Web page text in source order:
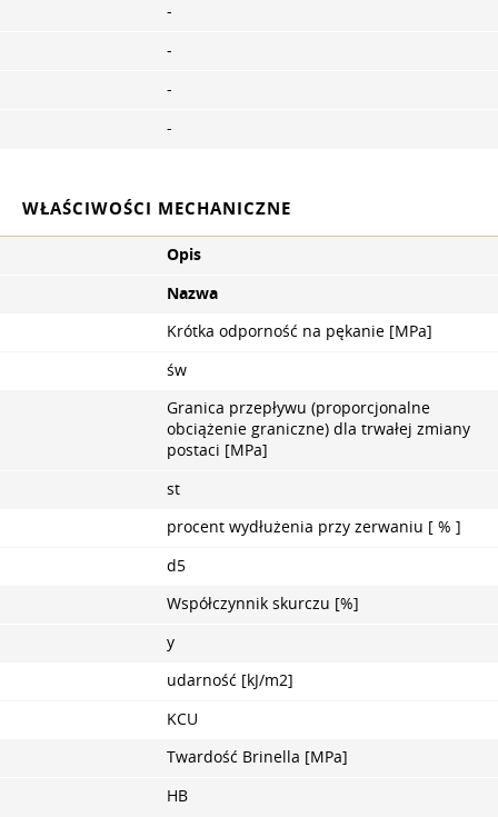
-
-
-
-
WŁAŚCIWOŚCI MECHANICZNE
Opis
Nazwa
Krótka odporność na pękanie [MPa]
św
Granica przepływu (proporcjonalne
obciążenie graniczne) dla trwałej zmiany
postaci [MPa]
st
procent wydłużenia przy zerwaniu [ % ]
d5
Współczynnik skurczu [%]
y
udarność [kJ/m2]
KCU
Twardość Brinella [MPa]
HB